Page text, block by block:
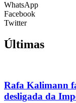
WhatsApp
Facebook
Twitter
Últimas
Rafa Kalimann
desligada da